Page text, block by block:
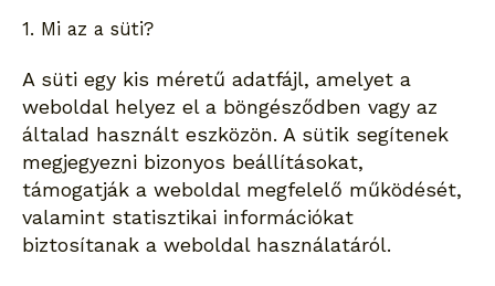
1. Mi az a süti?
A süti egy kis méretű adatfájl, amelyet a
weboldal helyez el a böngésződben vagy az
általad használt eszközön. A sütik segítenek
megjegyezni bizonyos beállításokat,
támogatják a weboldal megfelelő működését,
valamint statisztikai információkat
biztosítanak a weboldal használatáról.